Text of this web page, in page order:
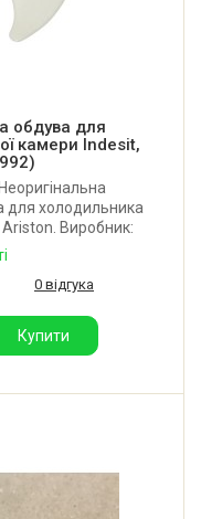
обдува для
камери Indesit,
для холодильника
Виробник:
0 відгука
Купити